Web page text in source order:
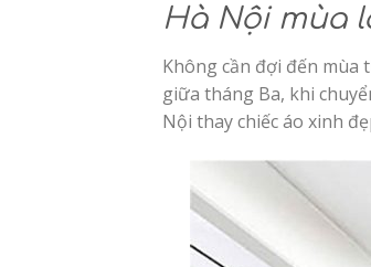
Hà Nội mùa
Không cần đợi đến mùa
giữa tháng Ba, khi
Nội thay chiếc áo xinh